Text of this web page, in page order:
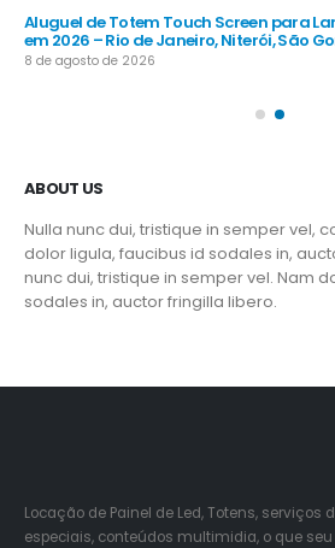
Aluguel de Totem Touch Screen para
em 2026 – Rio de Janeiro, Niterói, São
8 de agosto de 2026
ABOUT US
Nulla nunc dui, tristique in semper vel,
dolor ligula, faucibus id sodales in,
nunc dui, tristique in semper vel. Nam
sodales in, auctor fringilla libero.
Locação de Painel de Led, Totens, serviços
especiais, conteúdos multimidia, o que